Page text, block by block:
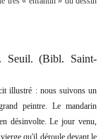
Seuil. (Bibl. Saint-
illustré : nous suivons un
peintre. Le mandarin
désinvolte. Le jour venu,
qu'il déroule devant le